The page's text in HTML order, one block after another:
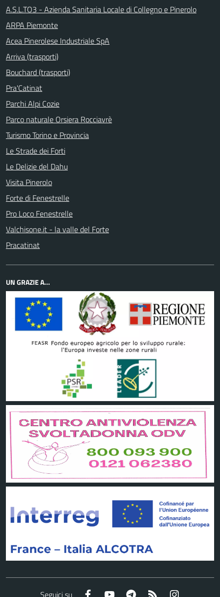
A.S.L.TO3 - Azienda Sanitaria Locale di Collegno e Pinerolo
ARPA Piemonte
Acea Pinerolese Industriale SpA
Arriva (trasporti)
Bouchard (trasporti)
Pra'Catinat
Parchi Alpi Cozie
Parco naturale Orsiera Rocciavrè
Turismo Torino e Provincia
Le Strade dei Forti
Le Delizie del Dahu
Visita Pinerolo
Forte di Fenestrelle
Pro Loco Fenestrelle
Valchisone.it - la valle del Forte
Pracatinat
UN GRAZIE A...
Seguici su Facebook YouTube Telegram RSS